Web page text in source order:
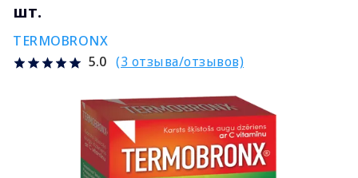
шт.
TERMOBRONX
5.0 (3 отзыва/отзывов)